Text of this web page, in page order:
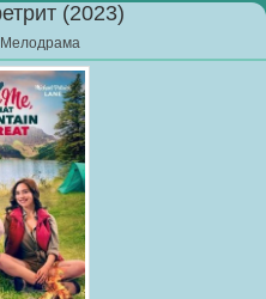
(2023)